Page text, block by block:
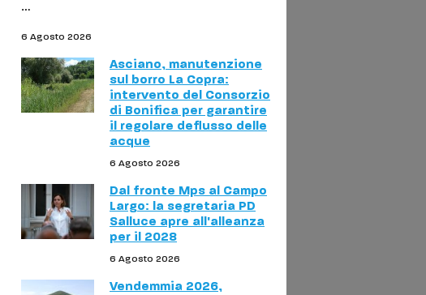
…
6 Agosto 2026
Asciano, manutenzione
sul borro La Copra:
intervento del Consorzio
di Bonifica per garantire
il regolare deflusso delle
acque
6 Agosto 2026
Dal fronte Mps al Campo
Largo: la segretaria PD
Salluce apre all'alleanza
per il 2028
6 Agosto 2026
Vendemmia 2026,